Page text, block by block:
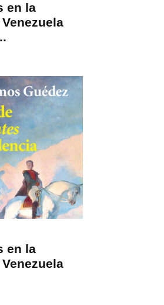
en la
en la